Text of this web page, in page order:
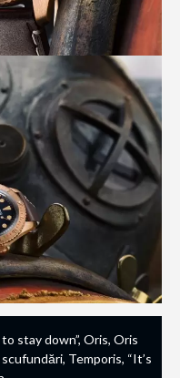
to stay down”, Oris, Oris
scufundări, Temporis, “It’s